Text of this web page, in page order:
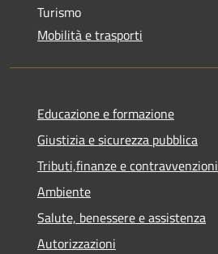
Turismo
Mobilità e trasporti
Educazione e formazione
Giustizia e sicurezza pubblica
Tributi,finanze e contravvenzioni
Ambiente
Salute, benessere e assistenza
Autorizzazioni